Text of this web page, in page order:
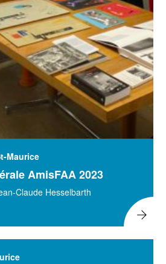
Maurice
AmisFAA 2023
Claude Hesselbarth